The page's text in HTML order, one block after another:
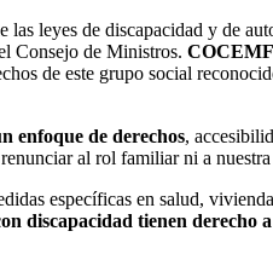
leyes de discapacidad y de
Consejo de Ministros.
de este grupo social
enfoque de derechos,
al rol familiar ni a
específicas en salud,
discapacidad tienen derecho